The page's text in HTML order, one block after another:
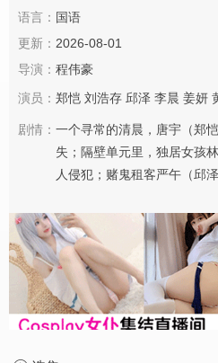
语言： 国语
更新： 2026-08-01
导演： 程伟豪
演员： 郑恺 刘浩存 邱泽 李晨 姜妍
剧情： 一个寻常的清晨，唐宇（郑
失；隔壁单元里，独居女孩
人侵犯；赌鬼租客严午（邱泽